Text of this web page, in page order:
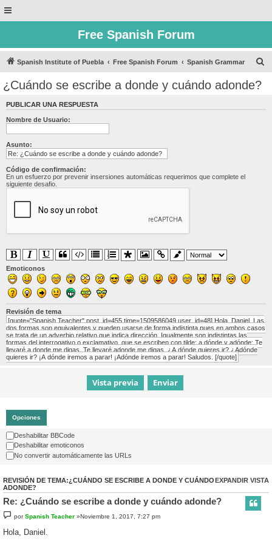
Free Spanish Forum
Spanish Institute of Puebla Free Spanish Forum Spanish Grammar
¿Cuándo se escribe a donde y cuándo adonde?
PUBLICAR UNA RESPUESTA
Nombre de Usuario:
Asunto:
Código de confirmación:
En un esfuerzo por prevenir insersiones automáticas requerimos que complete el
siguiente desafio.
Emoticonos
Revisión de tema
[quote="Spanish Teacher" post_id=455 time=1509586049 user_id=48] Hola, Daniel. Las
dos formas son equivalentes y pueden usarse de forma indistinta pues en ambos casos
se trata de un adverbio relativo que indica dirección. Igualmente son indistintas las
formas del interrogativo o exclamativo, que se escriben con tilde: a dónde y adónde: Te
llevaré a donde me digas. Te llevaré adonde me digas. ¿A dónde quieres ir? ¿Adónde
quieres ir? ¡A dónde iremos a parar! ¡Adónde iremos a parar! Saludos. [/quote]
Opciones
Deshabilitar BBCode
Deshabilitar emoticonos
No convertir automáticamente las URLs
EXPANDIR VISTA
REVISIÓN DE TEMA:¿CUÁNDO SE ESCRIBE A DONDE Y CUÁNDO
ADONDE?
Re: ¿Cuándo se escribe a donde y cuándo adonde?
porSpanish Teacher »Noviembre 1, 2017, 7:27 pm
Hola, Daniel.